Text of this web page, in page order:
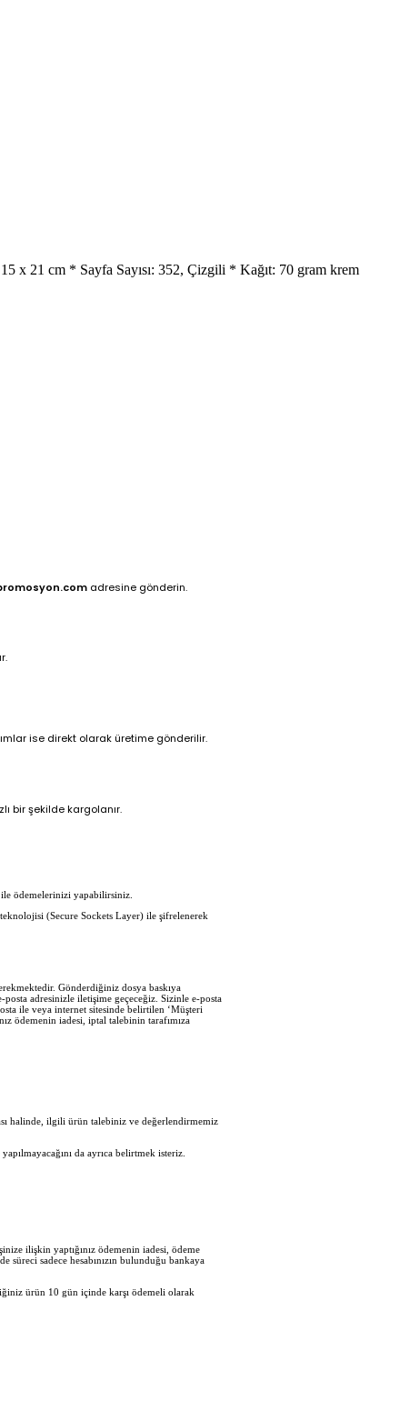
x 21 cm * Sayfa Sayısı: 352, Çizgili * Kağıt: 70 gram krem
adresine gönderin.
ise direkt olarak üretime gönderilir.
bir şekilde kargolanır.
ödemelerinizi yapabilirsiniz.
(Secure Sockets Layer) ile şifrelenerek
Gönderdiğiniz dosya baskıya
adresinizle iletişime geçeceğiz. Sizinle e-posta
ile veya internet sitesinde belirtilen ‘Müşteri
ödemenin iadesi, iptal talebinin tarafımıza
halinde, ilgili ürün talebiniz ve değerlendirmemiz
da ayrıca belirtmek isteriz.
ilişkin yaptığınız ödemenin iadesi, ödeme
süreci sadece hesabınızın bulunduğu bankaya
ürün 10 gün içinde karşı ödemeli olarak